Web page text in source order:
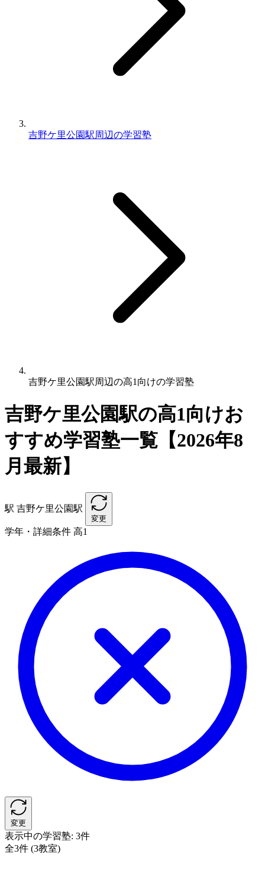
吉野ケ里公園駅周辺の学習塾
吉野ケ里公園駅周辺の高1向けの学習塾
吉野ケ里公園駅の高1向けお
すすめ学習塾一覧【2026年8
月最新】
駅 吉野ケ里公園駅
変更
学年・詳細条件 高1
変更
表示中の学習塾: 3件
全3件 (3教室)